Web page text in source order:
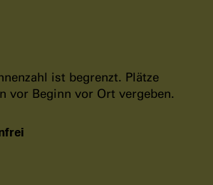
ist begrenzt. Plätze
vor Beginn vor Ort vergeben.